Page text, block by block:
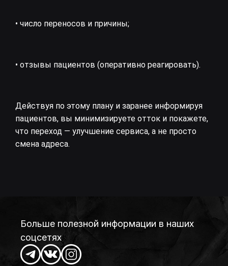
• число переносов и причины;
• отзывы пациентов (оперативно реагировать).
Действуя по этому плану и заранее информируя
пациентов, вы минимизируете отток и покажете,
что переход — улучшение сервиса, а не просто
смена адреса.
Больше полезной информации в наших
соцсетях